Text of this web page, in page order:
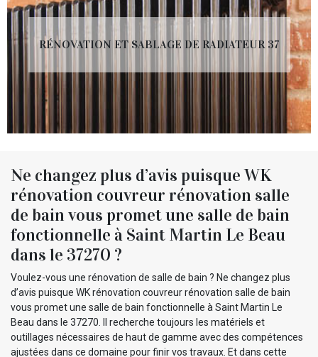
RÉNOVATION ET SABLAGE DE RADIATEUR 37
Ne changez plus d’avis puisque WK
rénovation couvreur rénovation salle
de bain vous promet une salle de bain
fonctionnelle à Saint Martin Le Beau
dans le 37270 ?
Voulez-vous une rénovation de salle de bain ? Ne changez plus
d’avis puisque WK rénovation couvreur rénovation salle de bain
vous promet une salle de bain fonctionnelle à Saint Martin Le
Beau dans le 37270. Il recherche toujours les matériels et
outillages nécessaires de haut de gamme avec des compétences
ajustées dans ce domaine pour finir vos travaux. Et dans cette